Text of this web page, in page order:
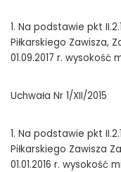
1. Na podstawie pkt
Piłkarskiego Zawisza,
01.09.2017 r. wysokość
Uchwała Nr 1/XII/2015
1. Na podstawie pkt
Piłkarskiego Zawisza
01.01.2016 r. wysokość